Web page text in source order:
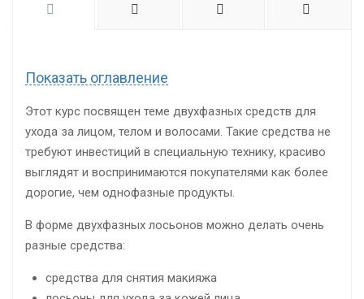
Показать оглавление
Этот курс посвящен теме двухфазных средств для
ухода за лицом, телом и волосами. Такие средства не
требуют инвестиций в специальную технику, красиво
выглядят и воспринимаются покупателями как более
дорогие, чем однофазные продукты.
В форме двухфазных лосьонов можно делать очень
разные средства:
средства для снятия макияжа